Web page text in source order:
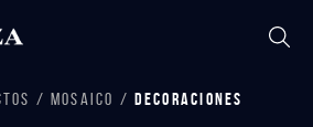
MOSAICO DECORACIONES